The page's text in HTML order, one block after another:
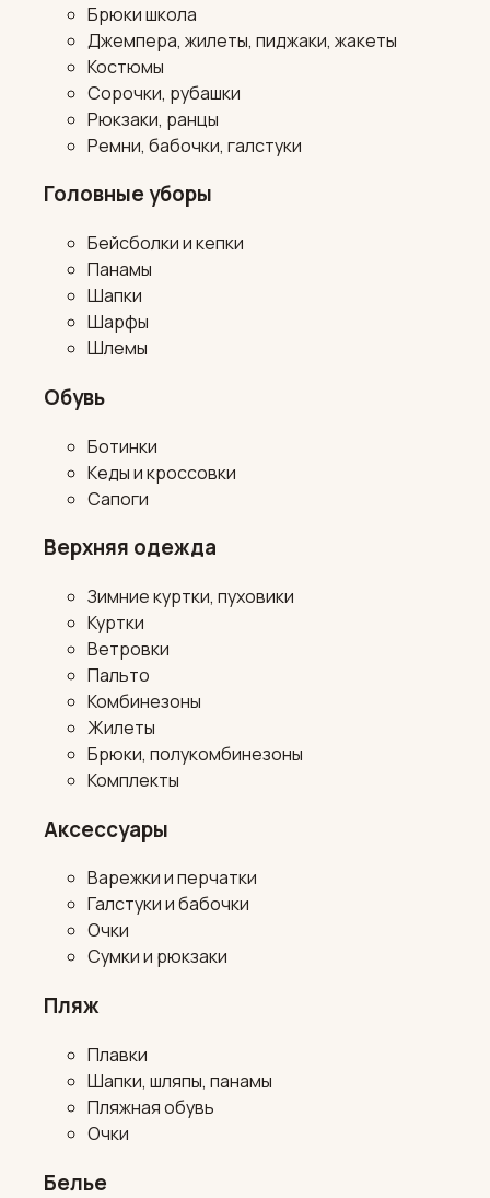
Брюки школа
Джемпера, жилеты, пиджаки, жакеты
Костюмы
Сорочки, рубашки
Рюкзаки, ранцы
Ремни, бабочки, галстуки
Головные уборы
Бейсболки и кепки
Панамы
Шапки
Шарфы
Шлемы
Обувь
Ботинки
Кеды и кроссовки
Сапоги
Верхняя одежда
Зимние куртки, пуховики
Куртки
Ветровки
Пальто
Комбинезоны
Жилеты
Брюки, полукомбинезоны
Комплекты
Аксессуары
Варежки и перчатки
Галстуки и бабочки
Очки
Сумки и рюкзаки
Пляж
Плавки
Шапки, шляпы, панамы
Пляжная обувь
Очки
Белье